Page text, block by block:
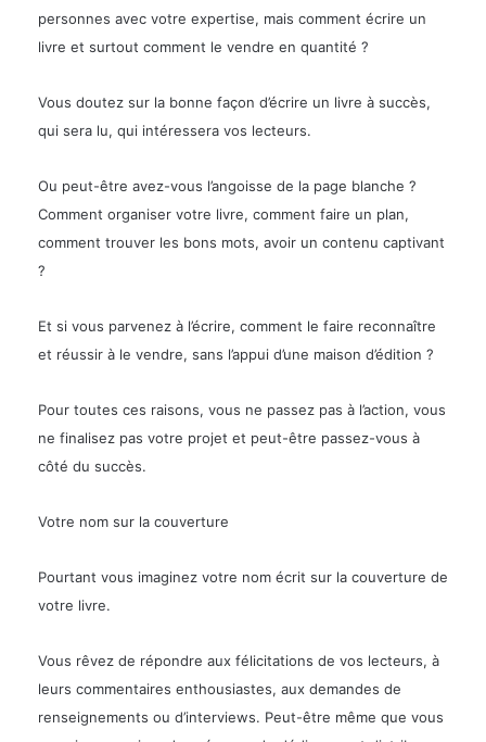
personnes avec votre expertise, mais comment écrire un
livre et surtout comment le vendre en quantité ?
Vous doutez sur la bonne façon d’écrire un livre à succès,
qui sera lu, qui intéressera vos lecteurs.
Ou peut-être avez-vous l’angoisse de la page blanche ?
Comment organiser votre livre, comment faire un plan,
comment trouver les bons mots, avoir un contenu captivant
?
Et si vous parvenez à l’écrire, comment le faire reconnaître
et réussir à le vendre, sans l’appui d’une maison d’édition ?
Pour toutes ces raisons, vous ne passez pas à l’action, vous
ne finalisez pas votre projet et peut-être passez-vous à
côté du succès.
Votre nom sur la couverture
Pourtant vous imaginez votre nom écrit sur la couverture de
votre livre.
Vous rêvez de répondre aux félicitations de vos lecteurs, à
leurs commentaires enthousiastes, aux demandes de
renseignements ou d’interviews. Peut-être même que vous